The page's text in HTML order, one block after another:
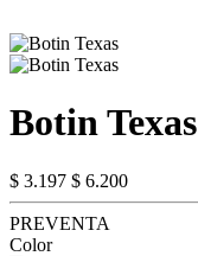
Botin Texas
$ 3.197 $ 6.200
PREVENTA
Color